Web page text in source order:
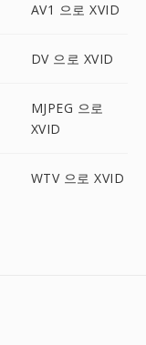
AV1 으로 XVID
DV 으로 XVID
MJPEG 으로
XVID
WTV 으로 XVID